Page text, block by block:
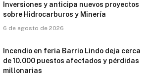
Inversiones y anticipa nuevos proyectos
sobre Hidrocarburos y Minería
6 de agosto de 2026
Incendio en feria Barrio Lindo deja cerca
de 10.000 puestos afectados y pérdidas
millonarias